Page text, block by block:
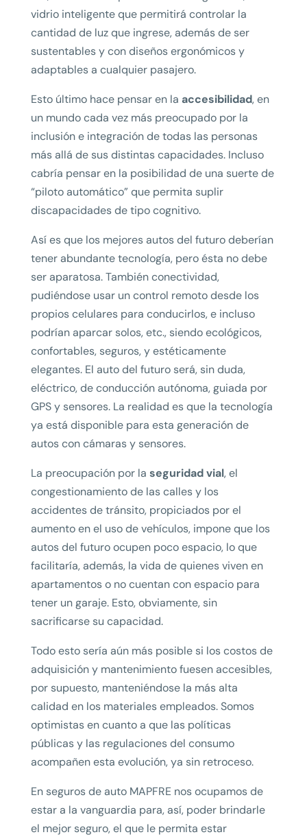
vidrio inteligente que permitirá controlar la
cantidad de luz que ingrese, además de ser
sustentables y con diseños ergonómicos y
adaptables a cualquier pasajero.
Esto último hace pensar en la accesibilidad, en
un mundo cada vez más preocupado por la
inclusión e integración de todas las personas
más allá de sus distintas capacidades. Incluso
cabría pensar en la posibilidad de una suerte de
“piloto automático” que permita suplir
discapacidades de tipo cognitivo.
Así es que los mejores autos del futuro deberían
tener abundante tecnología, pero ésta no debe
ser aparatosa. También conectividad,
pudiéndose usar un control remoto desde los
propios celulares para conducirlos, e incluso
podrían aparcar solos, etc., siendo ecológicos,
confortables, seguros, y estéticamente
elegantes. El auto del futuro será, sin duda,
eléctrico, de conducción autónoma, guiada por
GPS y sensores. La realidad es que la tecnología
ya está disponible para esta generación de
autos con cámaras y sensores.
La preocupación por la seguridad vial, el
congestionamiento de las calles y los
accidentes de tránsito, propiciados por el
aumento en el uso de vehículos, impone que los
autos del futuro ocupen poco espacio, lo que
facilitaría, además, la vida de quienes viven en
apartamentos o no cuentan con espacio para
tener un garaje. Esto, obviamente, sin
sacrificarse su capacidad.
Todo esto sería aún más posible si los costos de
adquisición y mantenimiento fuesen accesibles,
por supuesto, manteniéndose la más alta
calidad en los materiales empleados. Somos
optimistas en cuanto a que las políticas
públicas y las regulaciones del consumo
acompañen esta evolución, ya sin retroceso.
En seguros de auto MAPFRE nos ocupamos de
estar a la vanguardia para, así, poder brindarle
el mejor seguro, el que le permita estar